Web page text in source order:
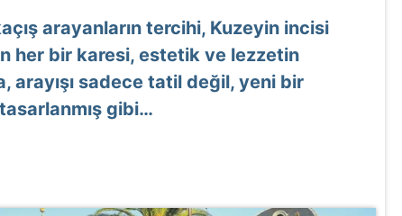
arayanların tercihi, Kuzeyin incisi
her bir karesi, estetik ve lezzetin
arayışı sadece tatil değil, yeni bir
gibi…